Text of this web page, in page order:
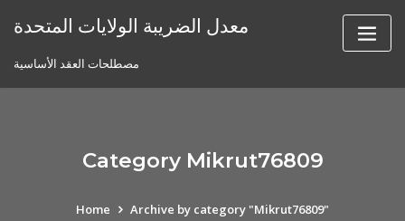
معدل الضريبة الولايات المتحدة
مصطلحات العقد الأساسية
Category Mikrut76809
Home Archive by category "Mikrut76809"